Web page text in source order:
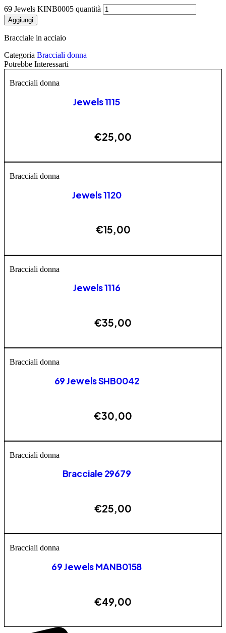
69 Jewels KINB0005 quantità
Aggiungi
Bracciale in acciaio
Categoria Bracciali donna
Potrebbe Interessarti
Bracciali donna
Jewels 1115
€25,00
Bracciali donna
Jewels 1120
€15,00
Bracciali donna
Jewels 1116
€35,00
Bracciali donna
69 Jewels SHB0042
€30,00
Bracciali donna
Bracciale 29679
€25,00
Bracciali donna
69 Jewels MANB0158
€49,00